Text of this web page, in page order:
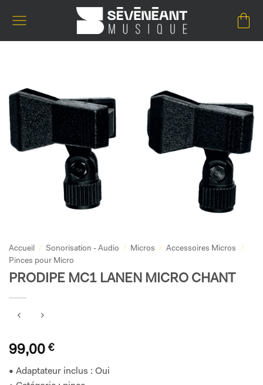
Accueil / Sonorisation - Audio / Micros / Accessoires Micros
/
Pinces pour Micro
PRODIPE MC1 LANEN MICRO CHANT
99,00 €
• Adaptateur inclus : Oui